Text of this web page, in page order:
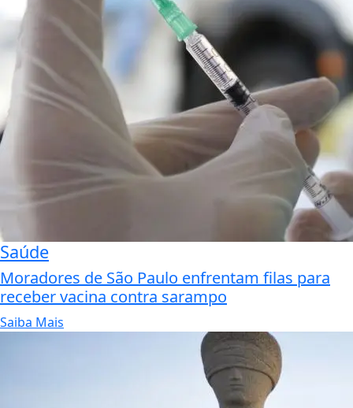
Saúde
Moradores de São Paulo enfrentam filas para
receber vacina contra sarampo
Saiba Mais